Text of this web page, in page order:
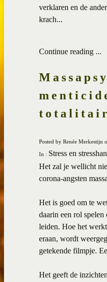
verklaren en de
krach...
Continue reading ...
totalitair
Posted by Renée Merkestijn
In : Stress en
Het zal je wellicht
corona-angsten
Het is goed om te
daarin een rol
leiden. Hoe het
eraan, wordt
getekende filmpje.
Het geeft de